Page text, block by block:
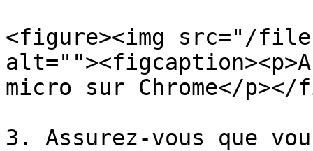
<figure><img src="/files/
micro sur Chrome</
3. Assurez-vous que